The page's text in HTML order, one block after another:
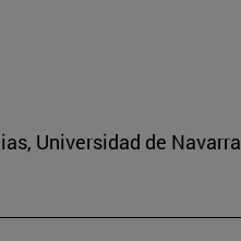
Universidad de Navarra